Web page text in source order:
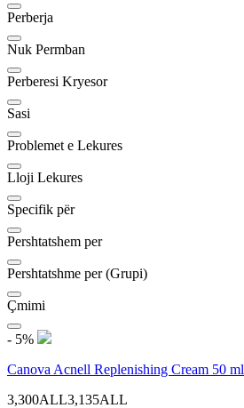
Perberja
Nuk Permban
Perberesi Kryesor
Sasi
Problemet e Lekures
Lloji Lekures
Specifik për
Pershtatshem per
Pershtatshme per (Grupi)
Çmimi
- 5%
Canova Acnell Replenishing Cream 50 ml
3,300ALL3,135ALL